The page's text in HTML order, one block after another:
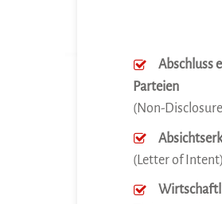
Abschluss
Parteien
(Non-
(Letter of Intent)